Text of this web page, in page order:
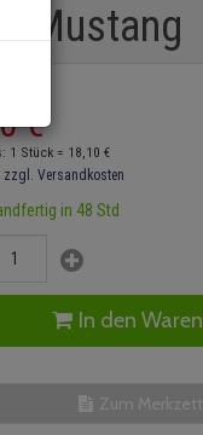
Mustang
€
1 Stück = 18,10 €
zzgl. Versandkosten
in 48 Std
In den
Zum